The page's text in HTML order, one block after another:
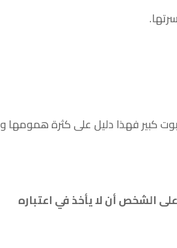
كبير فهذا دليل على كثرة همومها و
الشخص أن لا يأخذ في اعتباره